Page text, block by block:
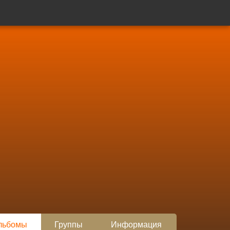
Группы Информация